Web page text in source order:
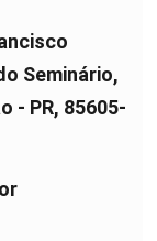
Seminário,
- PR, 85605-